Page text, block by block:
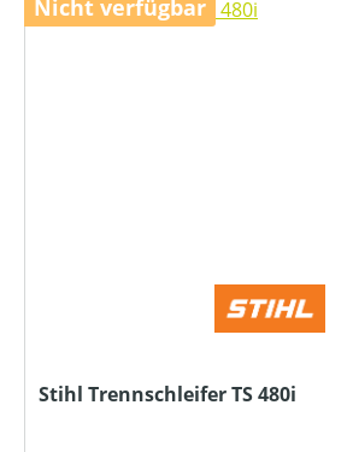
Nicht verfügbar
Stihl Trennschleifer TS 480i